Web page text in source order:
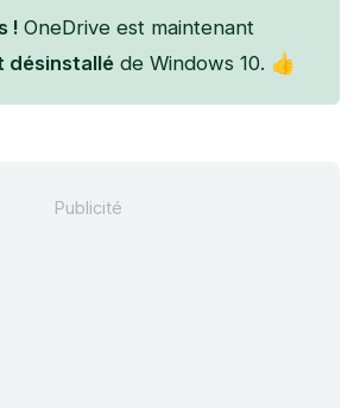
! OneDrive est maintenant
désinstallé de Windows 10. 👍